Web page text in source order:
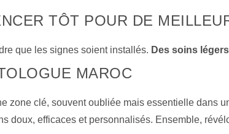
TÔT POUR DE
que les signes soient installés. Des soins
MAROC
zone clé, souvent oubliée mais essentielle dans
doux, efficaces et personnalisés. Ensemble,